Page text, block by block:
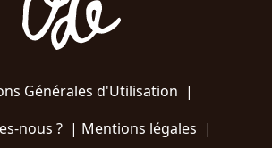
Générales d'Utilisation |
nous ?| Mentions légales |